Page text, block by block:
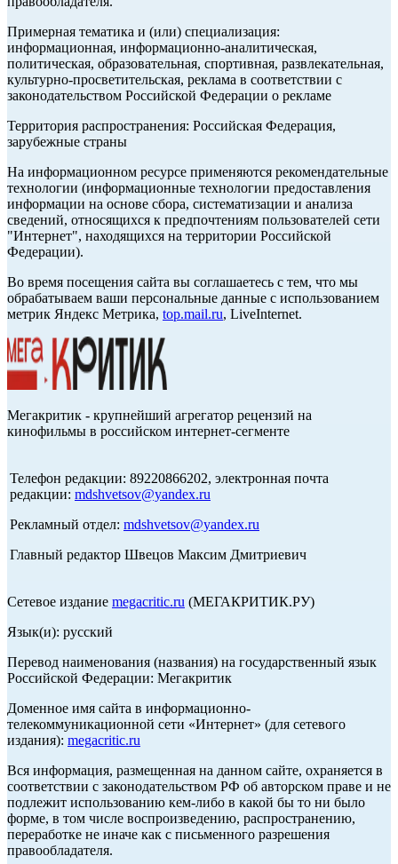
Примерная тематика и (или) специализация:
информационная, информационно-аналитическая,
политическая, образовательная, спортивная, развлекательная,
культурно-просветительская, реклама в соответствии с
законодательством Российской Федерации о рекламе
Территория распространения: Российская Федерация,
зарубежные страны
На информационном ресурсе применяются рекомендательные
технологии (информационные технологии предоставления
информации на основе сбора, систематизации и анализа
сведений, относящихся к предпочтениям пользователей сети
"Интернет", находящихся на территории Российской
Федерации).
Во время посещения сайта вы соглашаетесь с тем, что мы
обрабатываем ваши персональные данные с использованием
метрик Яндекс Метрика, top.mail.ru, LiveInternet.
Мегакритик - крупнейший агрегатор рецензий на
кинофильмы в российском интернет-сегменте
Телефон редакции: 89220866202, электронная почта
редакции: mdshvetsov@yandex.ru
Рекламный отдел: mdshvetsov@yandex.ru
Главный редактор Швецов Максим Дмитриевич
Сетевое издание megacritic.ru (МЕГАКРИТИК.РУ)
Язык(и): русский
Перевод наименования (названия) на государственный язык
Российской Федерации: Мегакритик
Доменное имя сайта в информационно-
телекоммуникационной сети «Интернет» (для сетевого
издания): megacritic.ru
Вся информация, размещенная на данном сайте, охраняется в
соответствии с законодательством РФ об авторском праве и не
подлежит использованию кем-либо в какой бы то ни было
форме, в том числе воспроизведению, распространению,
переработке не иначе как с письменного разрешения
правообладателя.